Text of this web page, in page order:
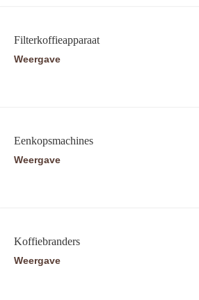
Filterkoffieapparaat
Weergave
Eenkopsmachines
Weergave
Koffiebranders
Weergave